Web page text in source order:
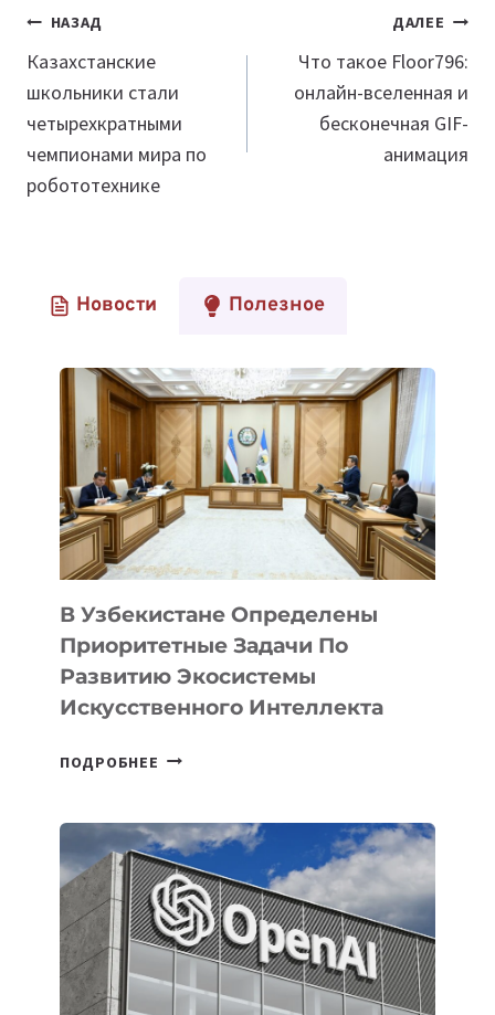
Навигация
по
записям
НАЗАД
Казахстанские
школьники стали
четырехкратными
чемпионами мира по
робототехнике
ДАЛЕЕ
Что такое Floor796:
онлайн-вселенная и
бесконечная GIF-
анимация
Новости Полезное
В Узбекистане Определены
Приоритетные Задачи По
Развитию Экосистемы
Искусственного Интеллекта
ПОДРОБНЕЕ
ПРИОРИТЕТНЫЕ
ЗАДАЧИ
ПО
РАЗВИТИЮ
ЭКОСИСТЕМЫ
ИСКУССТВЕННОГО
ИНТЕЛЛЕКТА